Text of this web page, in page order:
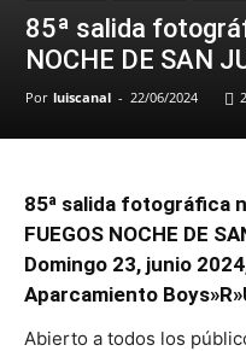
85ª salida
NOCHE DE SAN
Por luiscanal - 22/06/2024
85ª salida fotográfica
FUEGOS NOCHE DE
Domingo 23, junio
Aparcamiento
Abierto a todos los